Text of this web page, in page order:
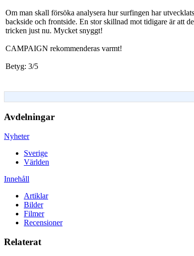
Om man skall försöka analysera hur surfingen har
backside och frontside. En stor skillnad mot tidigare är att
tricken just nu. Mycket snyggt!
CAMPAIGN rekommenderas varmt!
Betyg: 3/5
Avdelningar
Nyheter
Sverige
Världen
Innehåll
Artiklar
Bilder
Filmer
Recensioner
Relaterat